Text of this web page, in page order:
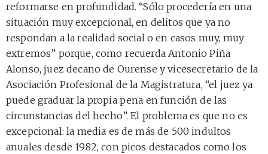
reformarse en profundidad. “Sólo procedería en una
situación muy excepcional, en delitos que ya no
respondan a la realidad social o en casos muy, muy
extremos” porque, como recuerda Antonio Piña
Alonso, juez decano de Ourense y vicesecretario de la
Asociación Profesional de la Magistratura, “el juez ya
puede graduar la propia pena en función de las
circunstancias del hecho”. El problema es que no es
excepcional: la media es de más de 500 indultos
anuales desde 1982, con picos destacados como los